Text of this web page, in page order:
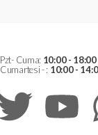
Pzt- Cuma: 10:00 - 18:00
Cumartesi - : 10:00 -